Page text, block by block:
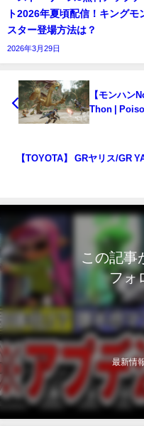
ト2026年夏頃配信！キングモ
スター登場方法は？
2026年3月29日
【モンハン
Thon |
【TOYOTA】 GRヤリス/GR
この記事
フォ
最新情